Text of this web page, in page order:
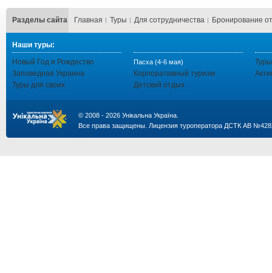
Разделы сайта Главная Туры Для сотрудничества Бронирование
Наши туры:
Новый Год и Рождество
Заповедная Украина
Туры для своих
Пасха (4-6 мая)
Корпоративный туризм
Детский отдых
© 2008 - 2026 Унікальна Україна.
Все права защищены. Лицензия туроператора ДСТК АВ